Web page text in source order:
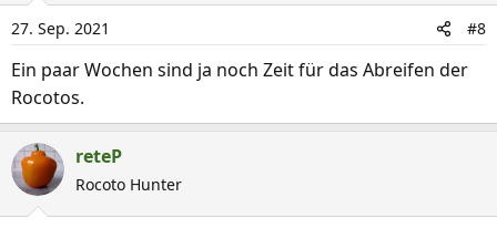
i
o
n
e
n
27. Sep. 2021 #8
Ein paar Wochen sind ja noch Zeit für das Abreifen der
Rocotos.
reteP
Rocoto Hunter